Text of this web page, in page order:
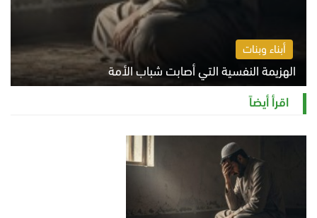
أبناء وبنات
الهزيمة النفسية التي أصابت شباب الأمة
الخميس 6 أغسطس 2026 11:12 ص
اقرأ أيضاً